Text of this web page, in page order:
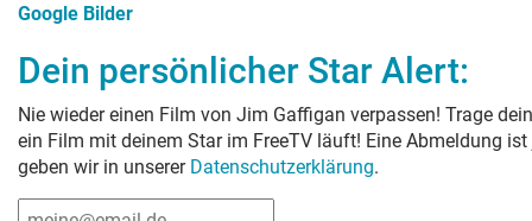
Google Bilder
Dein persönlicher Star Alert:
Nie wieder einen Film von Jim Gaffigan verpassen! Trage
ein Film mit deinem Star im FreeTV läuft! Eine Abmeldung
geben wir in unserer Datenschutzerklärung.